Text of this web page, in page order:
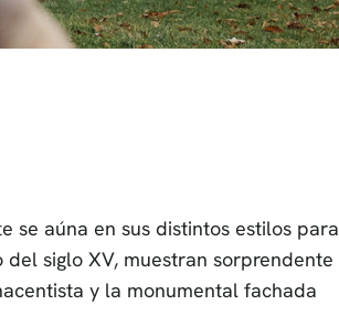
se aúna en sus distintos estilos para
siglo XV, muestran sorprendente
y la monumental fachada